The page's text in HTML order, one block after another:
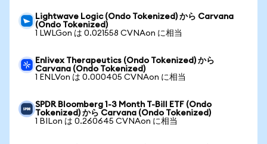
Lightwave Logic (Ondo Tokenized) から Carvana
(Ondo Tokenized)
1 LWLGon は 0.021558 CVNAon に相当
Enlivex Therapeutics (Ondo Tokenized) から
Carvana (Ondo Tokenized)
1 ENLVon は 0.000405 CVNAon に相当
SPDR Bloomberg 1-3 Month T-Bill ETF (Ondo
Tokenized) から Carvana (Ondo Tokenized)
1 BILon は 0.260645 CVNAon に相当